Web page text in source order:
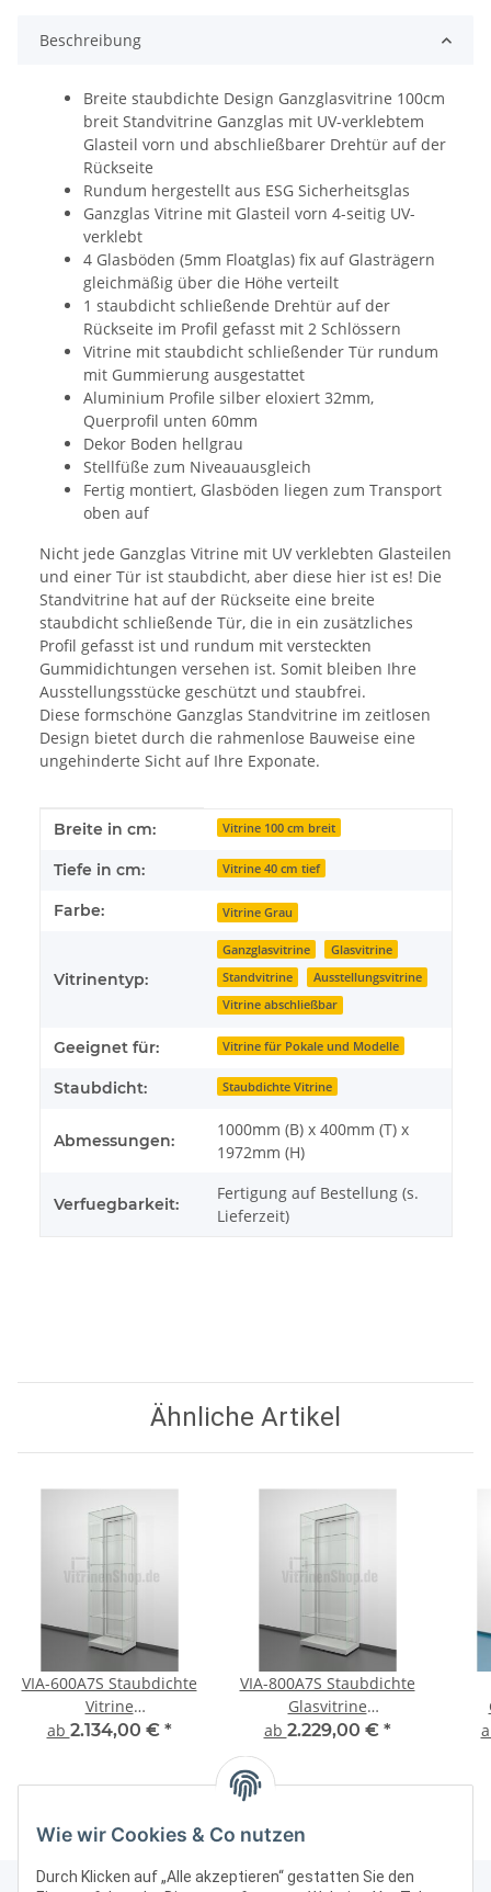
Wie wir Cookies & Co nutzen
Durch Klicken auf „Alle akzeptieren“ gestatten Sie den
Beschreibung
Breite staubdichte Design Ganzglasvitrine 100cm
breit Standvitrine Ganzglas mit UV-verklebtem
Glasteil vorn und abschließbarer Drehtür auf der
Rückseite
Rundum hergestellt aus ESG Sicherheitsglas
Ganzglas Vitrine mit Glasteil vorn 4-seitig UV-
verklebt
4 Glasböden (5mm Floatglas) fix auf Glasträgern
gleichmäßig über die Höhe verteilt
1 staubdicht schließende Drehtür auf der
Rückseite im Profil gefasst mit 2 Schlössern
Vitrine mit staubdicht schließender Tür rundum
mit Gummierung ausgestattet
Aluminium Profile silber eloxiert 32mm,
Querprofil unten 60mm
Dekor Boden hellgrau
Stellfüße zum Niveauausgleich
Fertig montiert, Glasböden liegen zum Transport
oben auf
Nicht jede Ganzglas Vitrine mit UV verklebten Glasteilen
und einer Tür ist staubdicht, aber diese hier ist es! Die
Standvitrine hat auf der Rückseite eine breite
staubdicht schließende Tür, die in ein zusätzliches
Profil gefasst ist und rundum mit versteckten
Gummidichtungen versehen ist. Somit bleiben Ihre
Ausstellungsstücke geschützt und staubfrei.
Diese formschöne Ganzglas Standvitrine im zeitlosen
Design bietet durch die rahmenlose Bauweise eine
ungehinderte Sicht auf Ihre Exponate.
Produkteigenschaft
Wert
Breite in cm: Vitrine 100 cm breit
Tiefe in cm: Vitrine 40 cm tief
Farbe: Vitrine Grau
Vitrinentyp:
Ganzglasvitrine
Glasvitrine
Standvitrine
Ausstellungsvitrine
Vitrine abschließbar
Geeignet für: Vitrine für Pokale und Modelle
Staubdicht: Staubdichte Vitrine
Abmessungen:
1000mm (B) x 400mm (T) x
1972mm (H)
Verfuegbarkeit:
Fertigung auf Bestellung (s.
Lieferzeit)
Ähnliche Artikel
VIA-600A7S Staubdichte
Vitrine
Präsentationsvitrine
ab 2.134,00 € *
VIA-800A7S Staubdichte
Glasvitrine
Präsentationsvitrine
ab 2.229,00 € *